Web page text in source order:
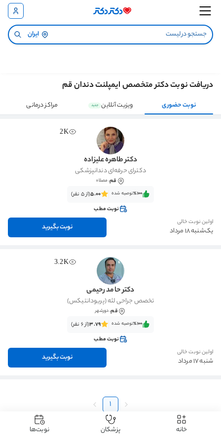
ایران
دکتر ایمپلنت دندان
دریافت نوبت دکتر متخصص ایمپلنت دندان قم
نوبت حضوری ویزیت آنلاین جدید مراکز درمانی
2K
دکتر طاهره علیزاده
دکترای حرفه‌ای دندانپزشکی
قم، مصلاء
٪100‌‌‌توصیه شده 5.00(از 5 نفر)
نوبت مطب
اولین نوبت خالی
یک‌شنبه 18 مرداد نوبت بگیرید
3.2K
دکتر حامد رحیمی
تخصص جراحی لثه (پریودانتیکس)
قم، دورشهر
٪100‌‌‌توصیه شده 3.79(از 6 نفر)
نوبت مطب
اولین نوبت خالی
شنبه 17 مرداد نوبت بگیرید
1
خانه پزشکان نوبت‌ها